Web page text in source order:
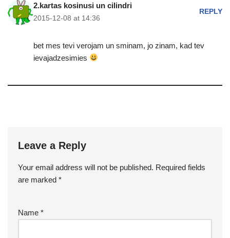
2.kartas kosinusi un cilindri
2015-12-08 at 14:36
REPLY
bet mes tevi verojam un sminam, jo zinam, kad tev
ievajadzesimies
Leave a Reply
Your email address will not be published. Required fields
are marked *
Name *